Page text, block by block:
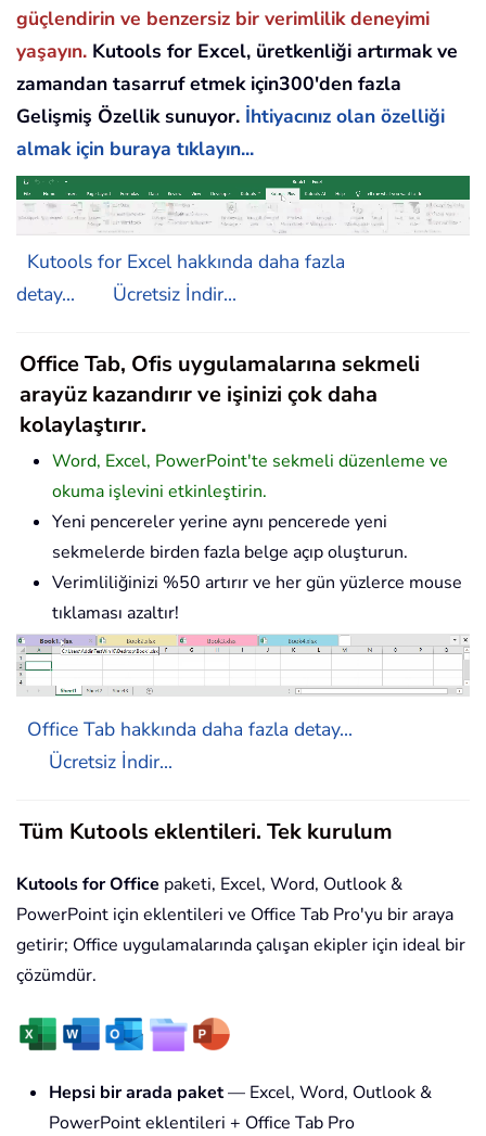
güçlendirin ve benzersiz bir verimlilik deneyimi
yaşayın. Kutools for Excel, üretkenliği artırmak ve
zamandan tasarruf etmek için300'den fazla
Gelişmiş Özellik sunuyor. İhtiyacınız olan özelliği
almak için buraya tıklayın...
Kutools for Excel hakkında daha fazla
detay...
Ücretsiz İndir...
Office Tab, Ofis uygulamalarına sekmeli
arayüz kazandırır ve işinizi çok daha
kolaylaştırır.
Word, Excel, PowerPoint'te sekmeli düzenleme ve
okuma işlevini etkinleştirin.
Yeni pencereler yerine aynı pencerede yeni
sekmelerde birden fazla belge açıp oluşturun.
Verimliliğinizi %50 artırır ve her gün yüzlerce mouse
tıklaması azaltır!
Office Tab hakkında daha fazla detay...
Ücretsiz İndir...
Tüm Kutools eklentileri. Tek kurulum
Kutools for Office paketi, Excel, Word, Outlook &
PowerPoint için eklentileri ve Office Tab Pro'yu bir araya
getirir; Office uygulamalarında çalışan ekipler için ideal bir
çözümdür.
Hepsi bir arada paket— Excel, Word, Outlook &
PowerPoint eklentileri + Office Tab Pro